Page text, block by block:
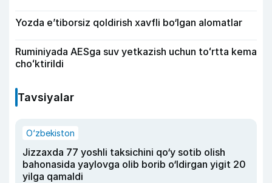
Yozda e’tiborsiz qoldirish xavfli bo‘lgan alomatlar
Ruminiyada AESga suv yetkazish uchun toʻrtta kema
choʻktirildi
Tavsiyalar
O‘zbekiston
Jizzaxda 77 yoshli taksichini qo‘y sotib olish
bahonasida yaylovga olib borib o‘ldirgan yigit 20
yilga qamaldi